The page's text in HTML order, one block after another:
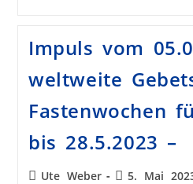
Impuls vom
weltweite
Fastenwochen
bis 28.5.2023 –
Ute Weber 5. Mai